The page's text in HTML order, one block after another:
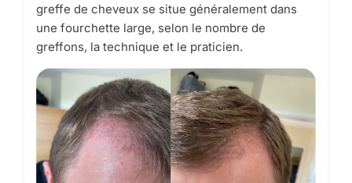
greffe de cheveux se situe généralement dans
une fourchette large, selon le nombre de
greffons, la technique et le praticien.